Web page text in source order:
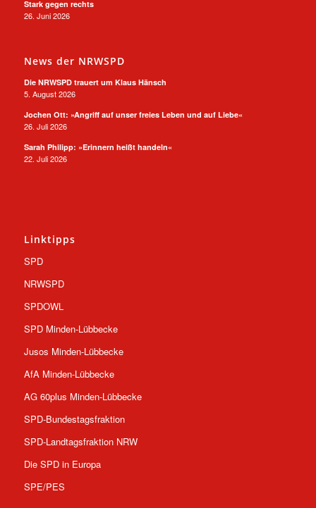
Stark gegen rechts
26. Juni 2026
News der NRWSPD
Die NRWSPD trauert um Klaus Hänsch
5. August 2026
Jochen Ott: »Angriff auf unser freies Leben und auf Liebe«
26. Juli 2026
Sarah Philipp: »Erinnern heißt handeln«
22. Juli 2026
Linktipps
SPD
NRWSPD
SPDOWL
SPD Minden-Lübbecke
Jusos Minden-Lübbecke
AfA Minden-Lübbecke
AG 60plus Minden-Lübbecke
SPD-Bundestagsfraktion
SPD-Landtagsfraktion NRW
Die SPD in Europa
SPE/PES